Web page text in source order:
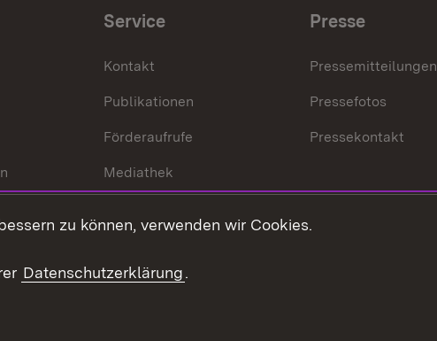
Service
Kontakt
Publikationen
Förderaufrufe
Mediathek
Presse
Pressemitteilungen
Pressefotos
Pressekontakt
zu können, verwenden wir Cookies.
Datenschutzerklärung.